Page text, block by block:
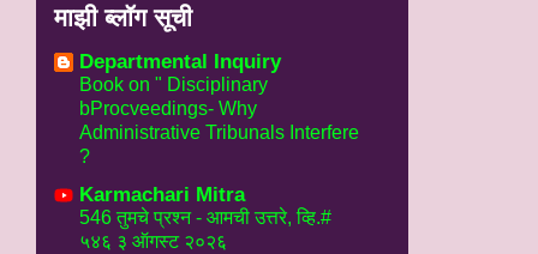
माझी ब्लॉग सूची
Departmental Inquiry
Book on " Disciplinary
bProcveedings- Why
Administrative Tribunals Interfere
?
Karmachari Mitra
546 तुमचे प्रश्न - आमची उत्तरे, व्हि.#
५४६ ३ ऑगस्ट २०२६